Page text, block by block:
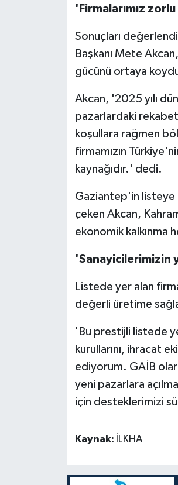
'Firmalarımız
Sonuçları
Başkanı Mete
gücünü ortaya
Akcan, '2025 yılı
pazarlardaki
koşullara rağmen
firmamızın
kaynağıdır.' dedi.
Gaziantep'in listeye
çeken Akcan,
ekonomik kalkınma
'Sanayicilerimizin
Listede yer alan
değerli üretime
'Bu prestijli listede
kurullarını, ihracat
ediyorum. GAİB
yeni pazarlara
için desteklerimizi
Kaynak: İLKHA